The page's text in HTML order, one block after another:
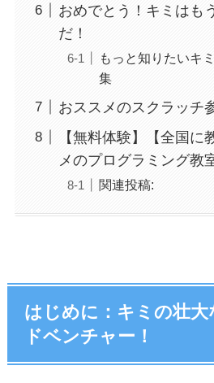
おめでとう！キミはも
だ！
もっと知りたいキ
集
おススメのスクラッチ
【無料体験】【全国に
メのプログラミング教
関連投稿:
はじめに：キミの壮
ドベンチャー！